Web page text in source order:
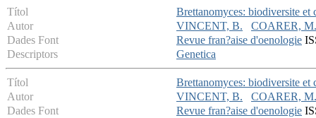
Títol
Brettanomyces: biodiversite et
Autor
VINCENT, B.
COARER, M.
Dades Font
Revue fran?aise d'oenologie
Descriptors
Genetica
Títol
Brettanomyces: biodiversite et
Autor
VINCENT, B.
COARER, M.
Dades Font
Revue fran?aise d'oenologie